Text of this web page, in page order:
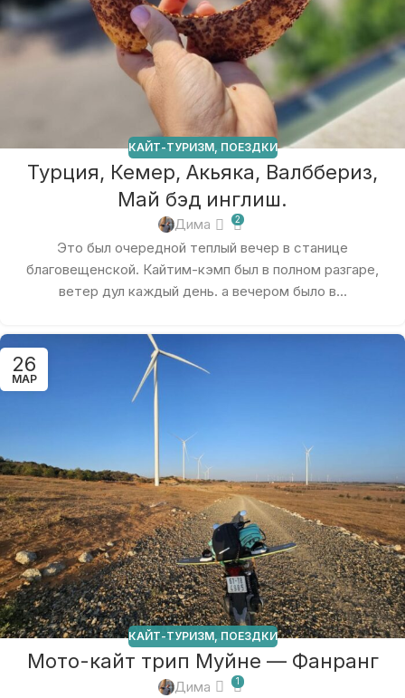
КАЙТ-ТУРИЗМ, ПОЕЗДКИ
Турция, Кемер, Акьяка, Валббериз,
Май бэд инглиш.
Дима 2
Это был очередной теплый вечер в станице
благовещенской. Кайтим-кэмп был в полном разгаре,
ветер дул каждый день. а вечером было в...
26
МАР
КАЙТ-ТУРИЗМ, ПОЕЗДКИ
Мото-кайт трип Муйне — Фанранг
Дима 1